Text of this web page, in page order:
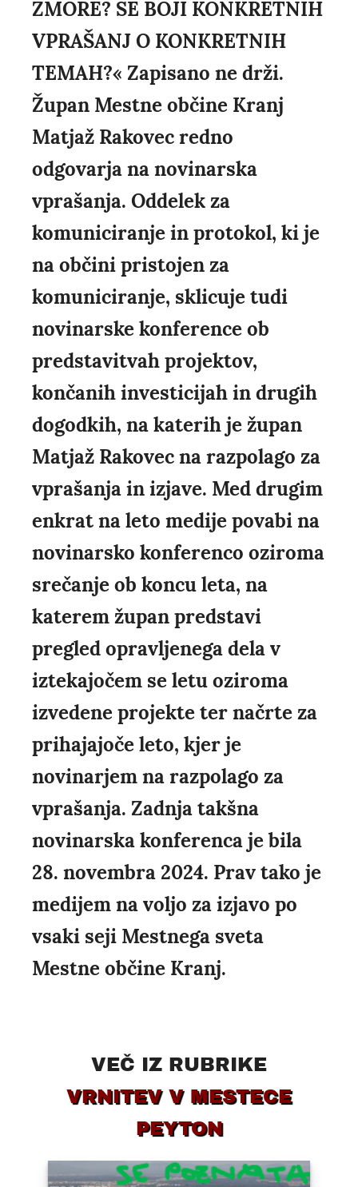
ZMORE? SE BOJI KONKRETNIH
VPRAŠANJ O KONKRETNIH
TEMAH?« Zapisano ne drži.
Župan Mestne občine Kranj
Matjaž Rakovec redno
odgovarja na novinarska
vprašanja. Oddelek za
komuniciranje in protokol, ki je
na občini pristojen za
komuniciranje, sklicuje tudi
novinarske konference ob
predstavitvah projektov,
končanih investicijah in drugih
dogodkih, na katerih je župan
Matjaž Rakovec na razpolago za
vprašanja in izjave. Med drugim
enkrat na leto medije povabi na
novinarsko konferenco oziroma
srečanje ob koncu leta, na
katerem župan predstavi
pregled opravljenega dela v
iztekajočem se letu oziroma
izvedene projekte ter načrte za
prihajajoče leto, kjer je
novinarjem na razpolago za
vprašanja. Zadnja takšna
novinarska konferenca je bila
28. novembra 2024. Prav tako je
medijem na voljo za izjavo po
vsaki seji Mestnega sveta
Mestne občine Kranj.
VEČ IZ RUBRIKE
VRNITEV V MESTECE
PEYTON